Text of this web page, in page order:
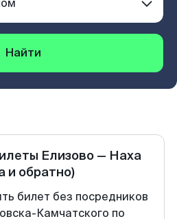
Найти
Елизово— Наха
и обратно)
билет без посредников
Камчатского по